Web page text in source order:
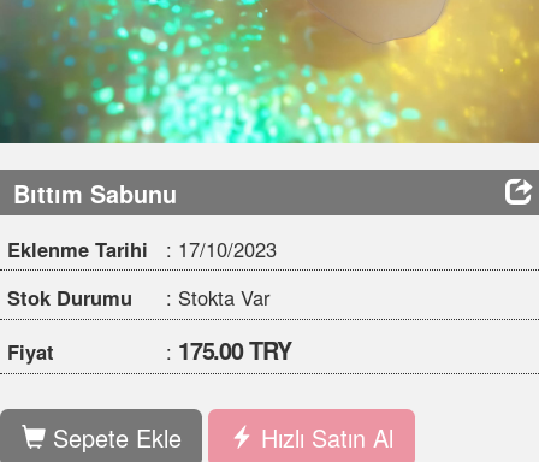
Bıttım Sabunu
Eklenme Tarihi : 17/10/2023
Stok Durumu : Stokta Var
Fiyat 175.00 TRY
Sepete Ekle Hızlı Satın Al